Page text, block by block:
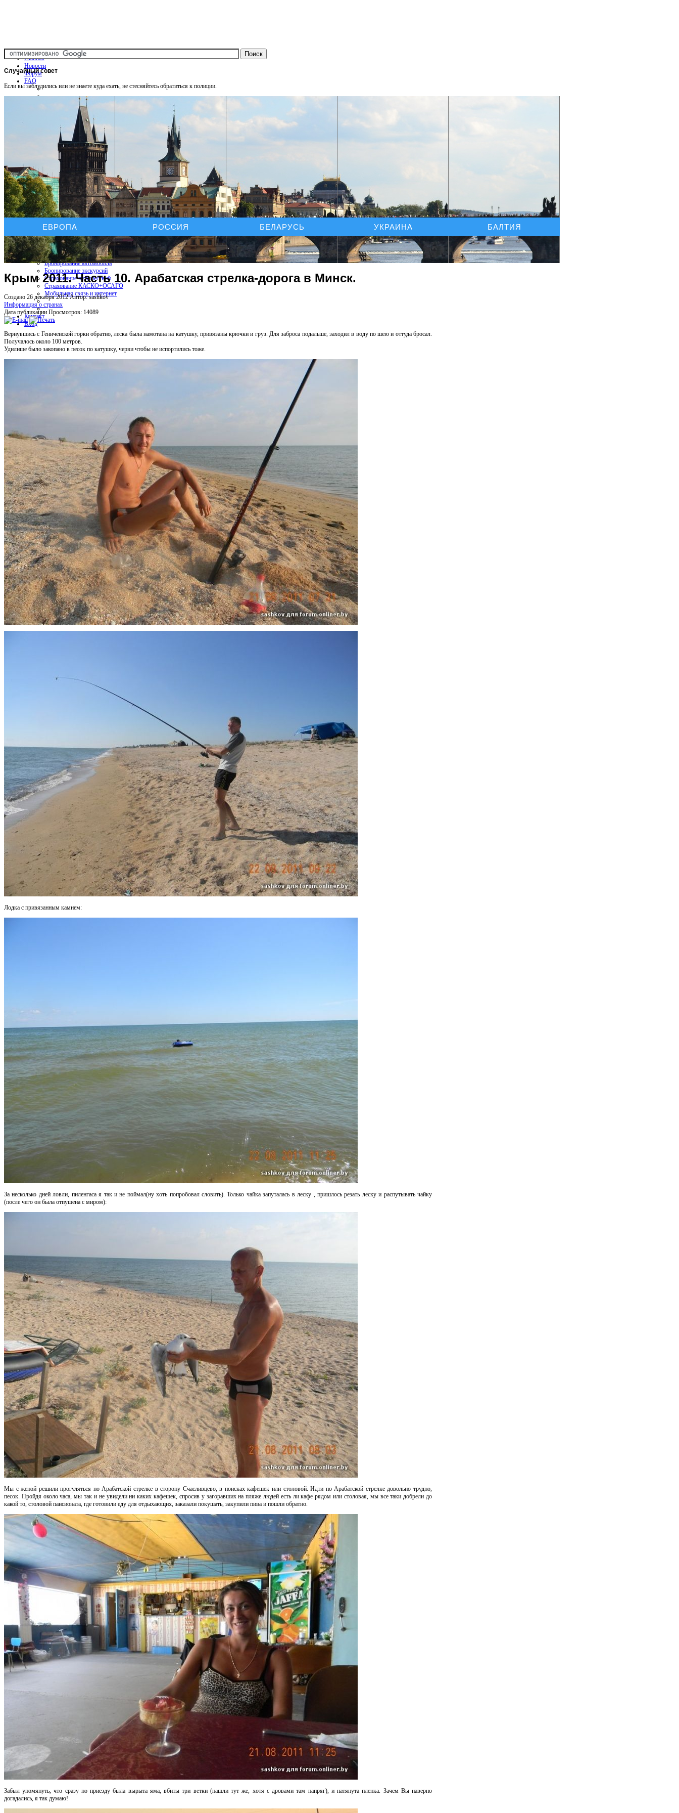
Главная
Новости
Форум
FAQ
Общая информация
Советы Автотуристу
Правила дор.движения
Карты и путеводители
Интерактивная карта
Карты платных дорог
Карта сайта
Услуги On-line
Бронирование отелей
Бронирование автомобиля
Бронирование экскурсий
Страхование путешествий
Страхование КАСКО+ОСАГО
Мобильная связь и интернет
Контакт
Вход
Случайныйсовет
Если вы заблудились или не знаете куда ехать, не стесняйтесь обратиться к полиции.
ЕВРОПА РОССИЯ БЕЛАРУСЬ УКРАИНА БАЛТИЯ
Крым 2011. Часть 10. Арабатская стрелка-дорога в Минск.
Создано 26 декабря 2012Автор: sashkov
Информация о странах
Дата публикации Просмотров: 14089
Вернувшись с Гениченской горки обратно, леска была намотана на катушку, привязаны крючки и груз. Для заброса подальше, заходил в воду по шею и оттуда бросал.
Получалось около 100 метров.
Удилище было закопано в песок по катушку, черви чтобы не испортились тоже.
Лодка с привязанным камнем:
За несколько дней ловли, пиленгаса я так и не поймал(ну хоть попробовал словить). Только чайка запуталась в леску , пришлось резать леску и распутывать чайку
(после чего он была отпущена с миром):
Мы с женой решили прогуляться по Арабатской стрелке в сторону Счасливцево, в поисках кафешек или столовой. Идти по Арабатской стрелке довольно трудно,
песок. Пройдя около часа, мы так и не увидели ни каких кафешек, спросив у загоравших на пляже людей есть ли кафе рядом или столовая, мы все таки добрели до
какой то, столовой пансионата, где готовили еду для отдыхающих, заказали покушать, закупили пива и пошли обратно.
Забыл упомянуть, что сразу по приезду была вырыта яма, вбиты три ветки (нашли тут же, хотя с дровами там напряг), и натянута пленка. Зачем Вы наверно
догадались, я так думаю!